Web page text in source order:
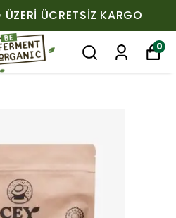
ÜCRETSIZ KARGO
0